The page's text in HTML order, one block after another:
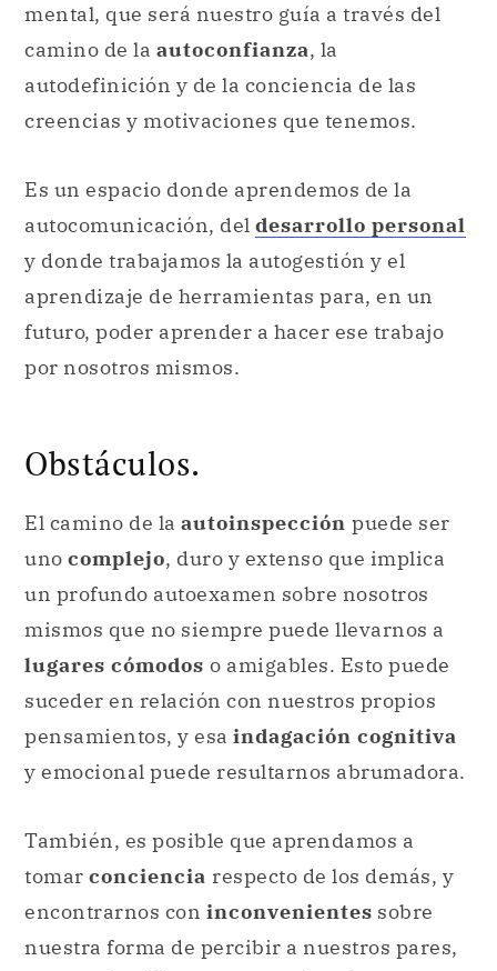
mental, que será nuestro guía a través del
camino de la autoconfianza, la
autodefinición y de la conciencia de las
creencias y motivaciones que tenemos.
Es un espacio donde aprendemos de la
autocomunicación, del desarrollo personal
y donde trabajamos la autogestión y el
aprendizaje de herramientas para, en un
futuro, poder aprender a hacer ese trabajo
por nosotros mismos.
Obstáculos.
El camino de la autoinspección puede ser
uno complejo, duro y extenso que implica
un profundo autoexamen sobre nosotros
mismos que no siempre puede llevarnos a
lugares cómodos o amigables. Esto puede
suceder en relación con nuestros propios
pensamientos, y esa indagación cognitiva
y emocional puede resultarnos abrumadora.
También, es posible que aprendamos a
tomar conciencia respecto de los demás, y
encontrarnos con inconvenientes sobre
nuestra forma de percibir a nuestros pares,